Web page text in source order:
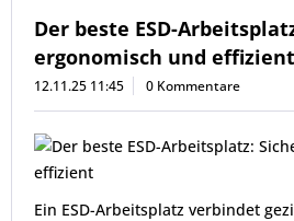
Der beste ESD-
ergonomisch und effizient
12.11.25 11:45 0 Kommentare
Ein ESD-Arbeitsplatz verbindet